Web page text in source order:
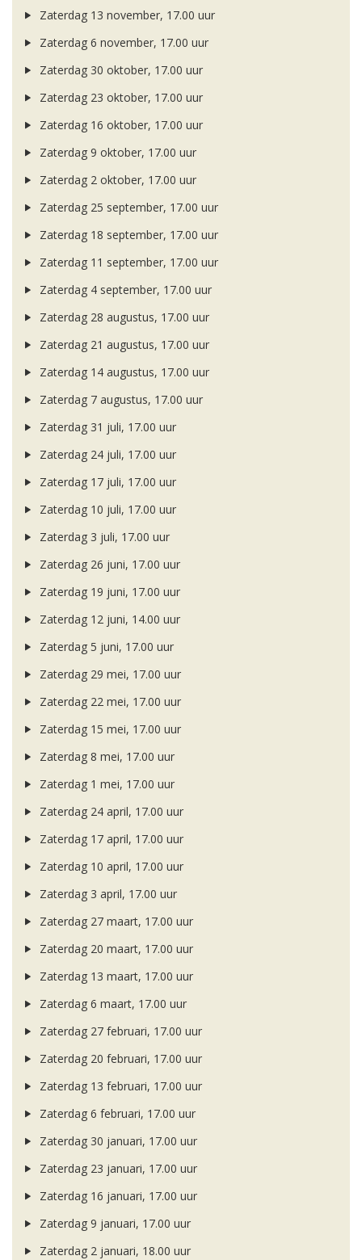
Zaterdag 13 november, 17.00 uur
Zaterdag 6 november, 17.00 uur
Zaterdag 30 oktober, 17.00 uur
Zaterdag 23 oktober, 17.00 uur
Zaterdag 16 oktober, 17.00 uur
Zaterdag 9 oktober, 17.00 uur
Zaterdag 2 oktober, 17.00 uur
Zaterdag 25 september, 17.00 uur
Zaterdag 18 september, 17.00 uur
Zaterdag 11 september, 17.00 uur
Zaterdag 4 september, 17.00 uur
Zaterdag 28 augustus, 17.00 uur
Zaterdag 21 augustus, 17.00 uur
Zaterdag 14 augustus, 17.00 uur
Zaterdag 7 augustus, 17.00 uur
Zaterdag 31 juli, 17.00 uur
Zaterdag 24 juli, 17.00 uur
Zaterdag 17 juli, 17.00 uur
Zaterdag 10 juli, 17.00 uur
Zaterdag 3 juli, 17.00 uur
Zaterdag 26 juni, 17.00 uur
Zaterdag 19 juni, 17.00 uur
Zaterdag 12 juni, 14.00 uur
Zaterdag 5 juni, 17.00 uur
Zaterdag 29 mei, 17.00 uur
Zaterdag 22 mei, 17.00 uur
Zaterdag 15 mei, 17.00 uur
Zaterdag 8 mei, 17.00 uur
Zaterdag 1 mei, 17.00 uur
Zaterdag 24 april, 17.00 uur
Zaterdag 17 april, 17.00 uur
Zaterdag 10 april, 17.00 uur
Zaterdag 3 april, 17.00 uur
Zaterdag 27 maart, 17.00 uur
Zaterdag 20 maart, 17.00 uur
Zaterdag 13 maart, 17.00 uur
Zaterdag 6 maart, 17.00 uur
Zaterdag 27 februari, 17.00 uur
Zaterdag 20 februari, 17.00 uur
Zaterdag 13 februari, 17.00 uur
Zaterdag 6 februari, 17.00 uur
Zaterdag 30 januari, 17.00 uur
Zaterdag 23 januari, 17.00 uur
Zaterdag 16 januari, 17.00 uur
Zaterdag 9 januari, 17.00 uur
Zaterdag 2 januari, 18.00 uur